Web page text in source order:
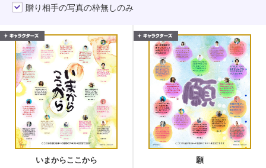
贈り相手の写真の枠無しのみ
いまからここから 願